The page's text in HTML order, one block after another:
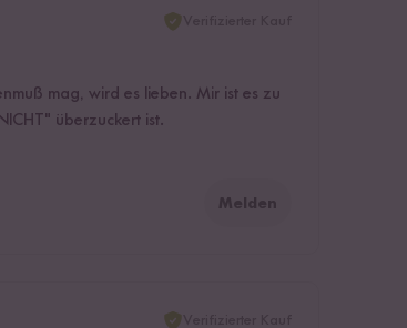
mag, wird es lieben. Mir ist es zu
überzuckert ist.
Melden